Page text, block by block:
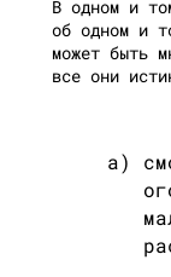
В одном и
об одном и
может быть
все они
а)